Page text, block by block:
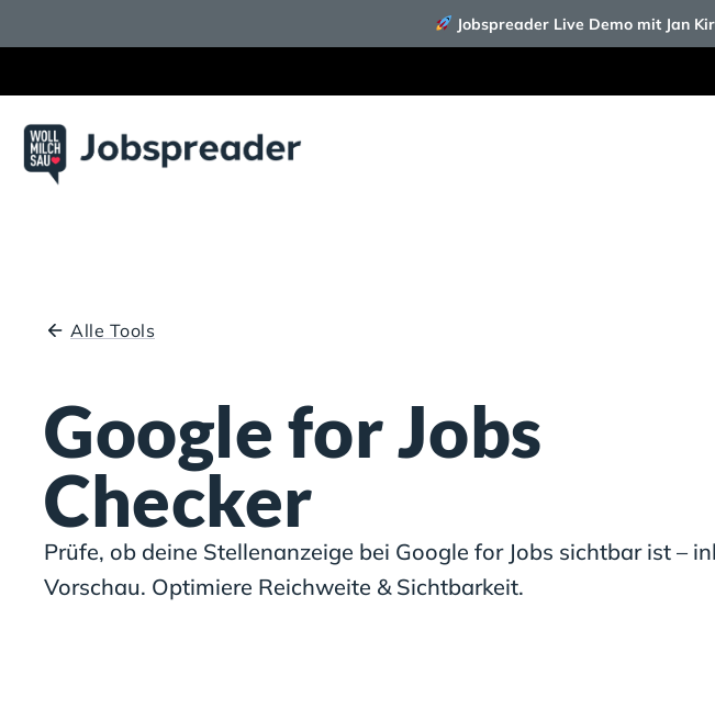
Jobspreader Live Demo mit Jan
Alle Tools
Google for Jobs
Checker
Prüfe, ob deine Stellenanzeige bei Google for Jobs sichtbar ist –
Vorschau. Optimiere Reichweite & Sichtbarkeit.